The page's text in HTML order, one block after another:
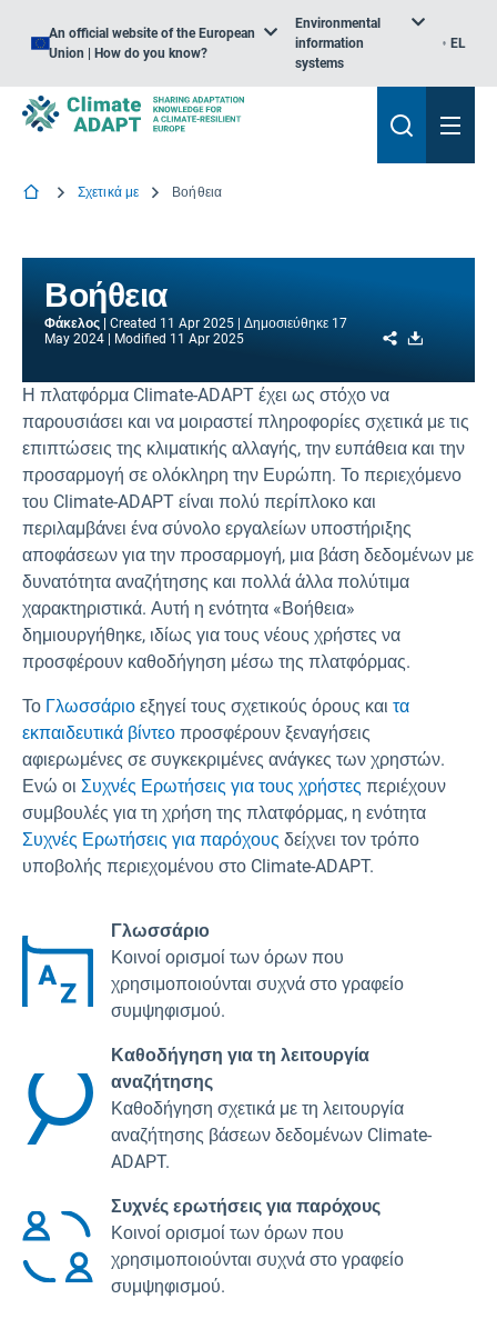
An official website of the European
Union | How do you know?
Environmental
information
systems
EL
Σχετικά με Βοήθεια
Βοήθεια
Φάκελος Created 11 Apr 2025 Δημοσιεύθηκε 17
May 2024
Modified 11 Apr 2025 Share
Η πλατφόρμα Climate-ADAPT έχει ως στόχο να
παρουσιάσει και να μοιραστεί πληροφορίες σχετικά με τις
επιπτώσεις της κλιματικής αλλαγής, την ευπάθεια και την
προσαρμογή σε ολόκληρη την Ευρώπη. Το περιεχόμενο
του Climate-ADAPT είναι πολύ περίπλοκο και
περιλαμβάνει ένα σύνολο εργαλείων υποστήριξης
αποφάσεων για την προσαρμογή, μια βάση δεδομένων με
δυνατότητα αναζήτησης και πολλά άλλα πολύτιμα
χαρακτηριστικά. Αυτή η ενότητα «Βοήθεια»
δημιουργήθηκε, ιδίως για τους νέους χρήστες να
προσφέρουν καθοδήγηση μέσω της πλατφόρμας.
Το Γλωσσάριο εξηγεί τους σχετικούς όρους και τα
εκπαιδευτικά βίντεο προσφέρουν ξεναγήσεις
αφιερωμένες σε συγκεκριμένες ανάγκες των χρηστών.
Ενώ οι Συχνές Ερωτήσεις για τους χρήστες περιέχουν
συμβουλές για τη χρήση της πλατφόρμας, η ενότητα
Συχνές Ερωτήσεις για παρόχους δείχνει τον τρόπο
υποβολής περιεχομένου στο Climate-ADAPT.
Γλωσσάριο
Κοινοί ορισμοί των όρων που
χρησιμοποιούνται συχνά στο γραφείο
συμψηφισμού.
Καθοδήγηση για τη λειτουργία
αναζήτησης
Καθοδήγηση σχετικά με τη λειτουργία
αναζήτησης βάσεων δεδομένων Climate-
ADAPT.
Συχνές ερωτήσεις για παρόχους
Κοινοί ορισμοί των όρων που
χρησιμοποιούνται συχνά στο γραφείο
συμψηφισμού.